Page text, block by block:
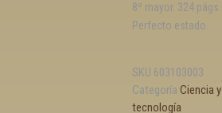
8º mayor. 324 págs.
Perfecto estado.
SKU 603103003
Categoría Ciencia y
tecnología